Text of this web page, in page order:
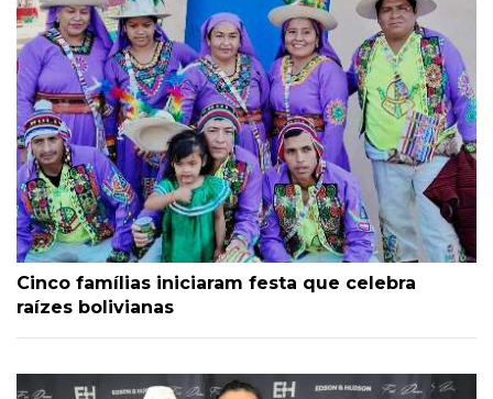
Cinco famílias iniciaram festa que celebra
raízes bolivianas